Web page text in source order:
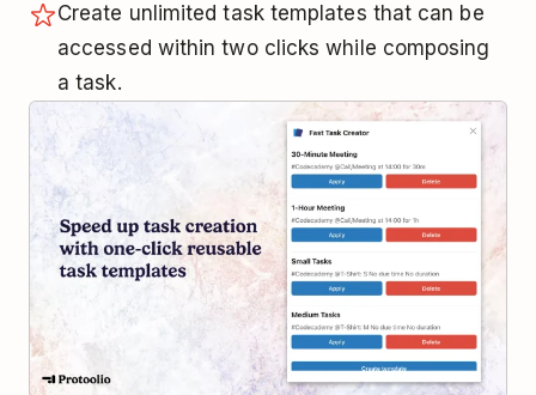
Create unlimited task templates that can be
accessed within two clicks while composing
a task.